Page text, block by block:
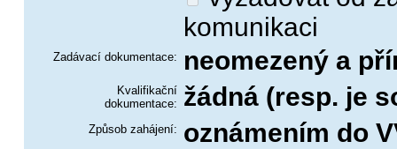
komunikaci
Zadávací dokumentace: neomezený a
Kvalifikační
dokumentace: žádná (resp. je
Způsob zahájení: oznámením do